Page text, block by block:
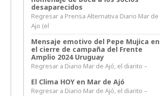
desaparecidos
Regresar a Prensa Alternativa Diario Mar de
Ajo (el
Mensaje emotivo del Pepe Mujica en
el cierre de campaña del Frente
Amplio 2024 Uruguay
Regresar a Diario Mar de Ajó, el diarito –
El Clima HOY en Mar de Ajó
Regresar a Diario Mar de Ajó, el diarito –